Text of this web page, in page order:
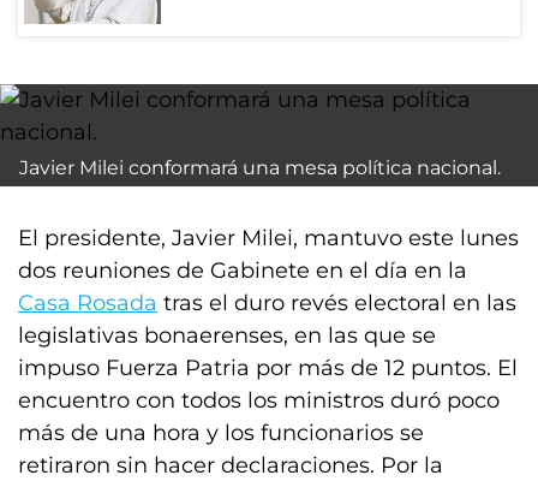
Javier Milei conformará una mesa política nacional.
El presidente, Javier Milei, mantuvo este lunes
dos reuniones de Gabinete en el día en la
Casa Rosada tras el duro revés electoral en las
legislativas bonaerenses, en las que se
impuso Fuerza Patria por más de 12 puntos. El
encuentro con todos los ministros duró poco
más de una hora y los funcionarios se
retiraron sin hacer declaraciones. Por la